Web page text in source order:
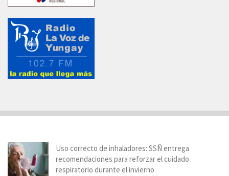
Uso correcto de inhaladores: SSÑ entrega
recomendaciones para reforzar el cuidado
respiratorio durante el invierno